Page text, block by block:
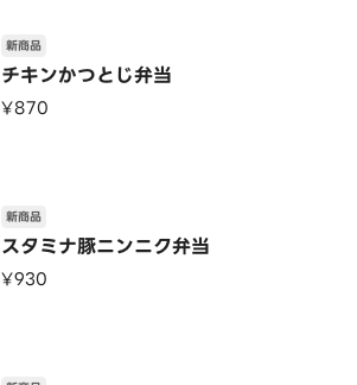
チキンかつとじ弁当
新商品
¥870
スタミナ豚ニンニク弁当
新商品
¥930